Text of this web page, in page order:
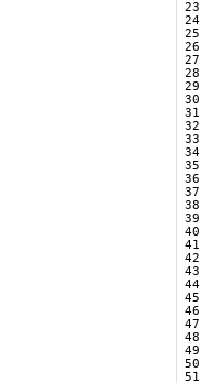
23
24
25
26
27
28
29
30
31
32
33
34
35
36
37
38
39
40
41
42
43
44
45
46
47
48
49
50
51